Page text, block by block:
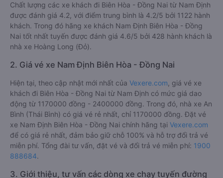
Chất lượng các xe khách đi Biên Hòa - Đồng Nai từ Nam Định
được đánh giá 4.2, với điểm trung bình là 4.2/5 bởi 1122 hành
khách. Trong đó hãng xe khách Nam Định Biên Hòa - Đồng
Nai tốt nhất tuyến được đánh giá 4.6/5 bởi 428 hành khách là
nhà xe Hoàng Long (Đỏ).
2. Giá vé xe Nam Định Biên Hòa - Đồng Nai
Hiện tại, theo cập nhật mới nhất của Vexere.com , giá vé xe
khách đi Biên Hòa - Đồng Nai từ Nam Định có mức giá dao
động từ 1170000 đồng - 2400000 đồng. Trong đó, nhà xe An
Bình (Thái Bình) có giá vé rẻ nhất, chỉ 1170000 đồng. Đặt vé
xe Nam Định Biên Hòa - Đồng Nai chính hãng tại Vexere.com
để có giá rẻ nhất, đảm bảo giữ chỗ 100% và hỗ trợ đổi trả vé
miễn phí. Tổng đài tư vấn, đặt vé và đổi trả vé miễn phí: 1900
888684.
3. Giới thiệu, tư vấn các dòng xe chạy tuyến đường